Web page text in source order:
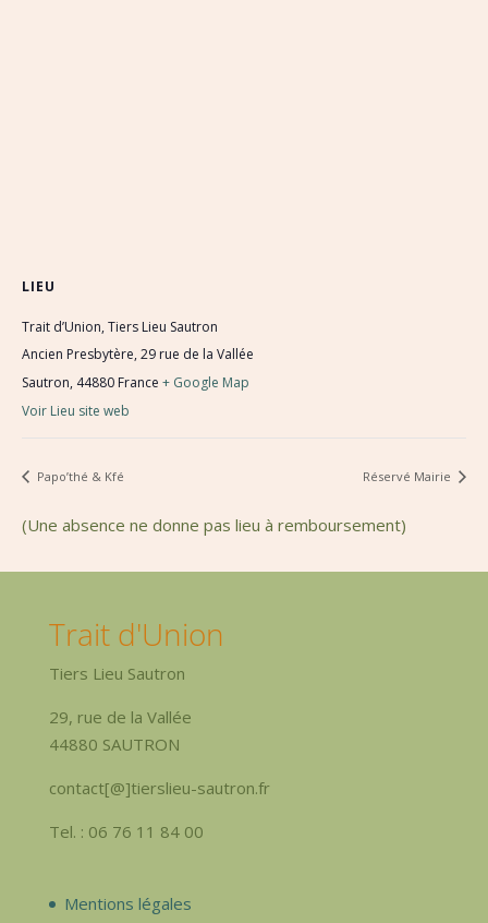
LIEU
Trait d’Union, Tiers Lieu Sautron
Ancien Presbytère, 29 rue de la Vallée
Sautron, 44880 France + Google Map
Voir Lieu site web
Papo’thé & Kfé Réservé Mairie
(Une absence ne donne pas lieu à remboursement)
Trait d'Union
Tiers Lieu Sautron
29, rue de la Vallée
44880 SAUTRON
contact[@]tierslieu-sautron.fr
Tel. : 06 76 11 84 00
Mentions légales